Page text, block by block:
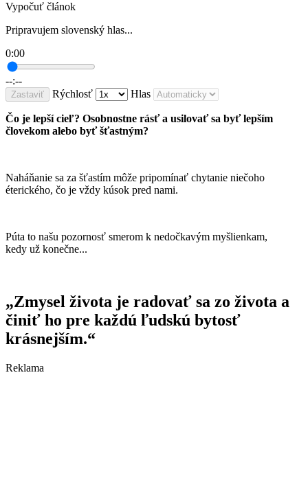
Vypočuť článok
Pripravujem slovenský hlas...
0:00
--:--
Zastaviť Rýchlosť Hlas
Čo je lepší cieľ? Osobnostne rásť a usilovať sa byť lepším
človekom alebo byť šťastným?
Naháňanie sa za šťastím môže pripomínať chytanie niečoho
éterického, čo je vždy kúsok pred nami.
Púta to našu pozornosť smerom k nedočkavým myšlienkam,
kedy už konečne...
„Zmysel života je radovať sa zo života a
činiť ho pre každú ľudskú bytosť
krásnejším.“
Reklama